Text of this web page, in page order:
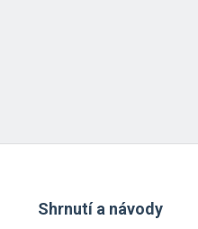
Shrnutí a návody